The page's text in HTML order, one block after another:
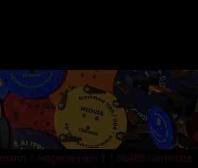
| Hagenwinkel 1 | 06485 Gernrode